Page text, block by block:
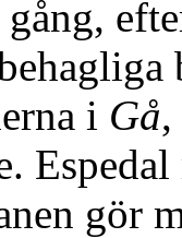
i Gå
gör